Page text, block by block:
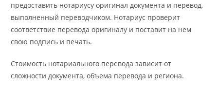
предоставить нотариусу оригинал документа и перевод,
выполненный переводчиком. Нотариус проверит
соответствие перевода оригиналу и поставит на нем
свою подпись и печать.
Стоимость нотариального перевода зависит от
сложности документа, объема перевода и региона.